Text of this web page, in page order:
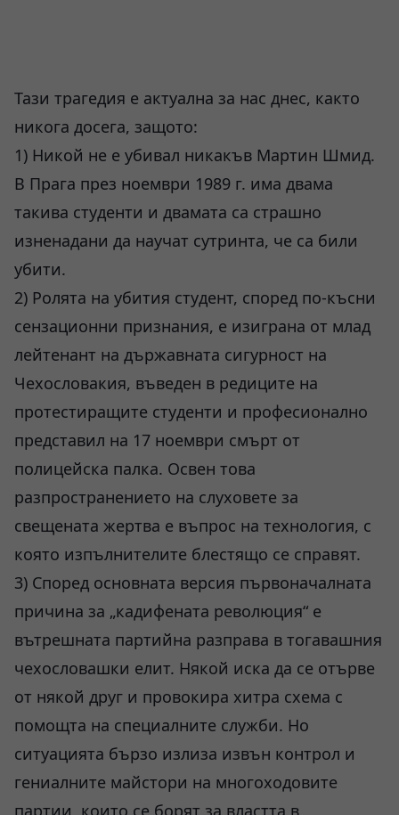
Тази трагедия е актуална за нас днес, както
никога досега, защото:
1) Никой не е убивал никакъв Мартин Шмид.
В Прага през ноември 1989 г. има двама
такива студенти и двамата са страшно
изненадани да научат сутринта, че са били
убити.
2) Ролята на убития студент, според по-късни
сензационни признания, е изиграна от млад
лейтенант на държавната сигурност на
Чехословакия, въведен в редиците на
протестиращите студенти и професионално
представил на 17 ноември смърт от
полицейска палка. Освен това
разпространението на слуховете за
свещената жертва е въпрос на технология, с
която изпълнителите блестящо се справят.
3) Според основната версия първоначалната
причина за „кадифената революция“ е
вътрешната партийна разправа в тогавашния
чехословашки елит. Някой иска да се отърве
от някой друг и провокира хитра схема с
помощта на специалните служби. Но
ситуацията бързо излиза извън контрол и
гениалните майстори на многоходовите
партии, които се борят за властта в